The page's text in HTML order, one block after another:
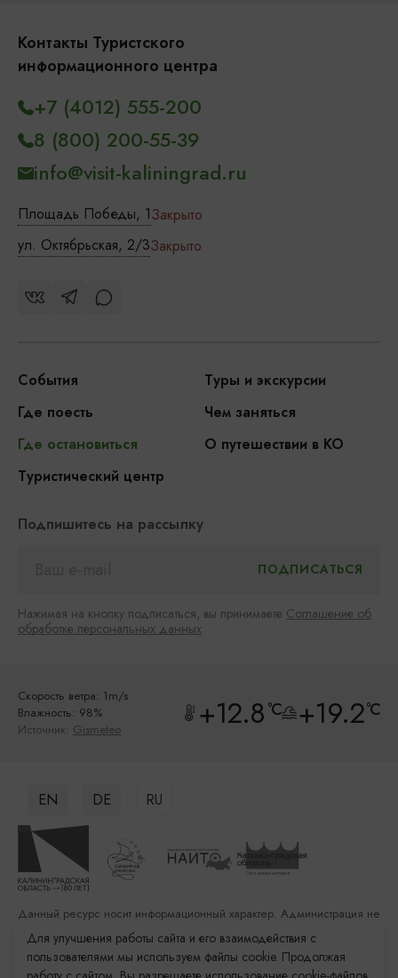
Контакты Туристского
информационного центра
Площадь Победы, 1Закрыто
ул. Октябрьская, 2/3Закрыто
+7 (4012) 555-200
8 (800) 200-55-39
info@visit-kaliningrad.ru
События
Туры и экскурсии
Где поесть
Чем заняться
Где остановиться
О путешествии в КО
Туристический центр
Подпишитесь на рассылку
Нажимая на кнопку подписаться, вы принимаете Соглашение об
обработке персональных данных
Скорость ветра: 1m/s
Влажность: 98%
Источник: Gismeteo +12.8°C +19.2°C
EN DE RU
Данный ресурс носит информационный характер. Администрация не
несет ответственности за качество услуг, предоставленных
сторонними организациями
Для улучшения работы сайта и его взаимодействия с
пользователями мы используем файлы cookie. Продолжая